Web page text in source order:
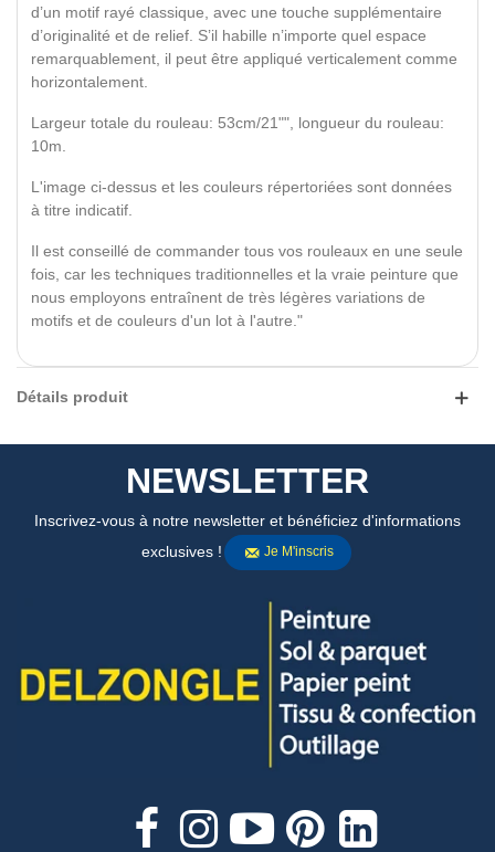
d’un motif rayé classique, avec une touche supplémentaire
d’originalité et de relief. S’il habille n’importe quel espace
remarquablement, il peut être appliqué verticalement comme
horizontalement.
Largeur totale du rouleau: 53cm/21"", longueur du rouleau:
10m.
L'image ci-dessus et les couleurs répertoriées sont données
à titre indicatif.
Il est conseillé de commander tous vos rouleaux en une seule
fois, car les techniques traditionnelles et la vraie peinture que
nous employons entraînent de très légères variations de
motifs et de couleurs d'un lot à l'autre."
Détails produit
NEWSLETTER
Inscrivez-vous à notre newsletter et bénéficiez d'informations
exclusives !
Je M'inscris